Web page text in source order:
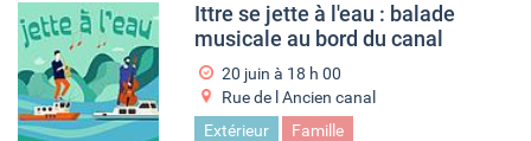
Ittre se jette à l'eau : balade
musicale au bord du canal
20 juin à 18 h 00
Rue de l Ancien canal
Extérieur
Famille